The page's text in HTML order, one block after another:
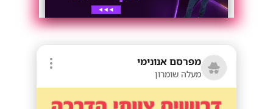
מפרסם אנונימי
מעלה שומרון